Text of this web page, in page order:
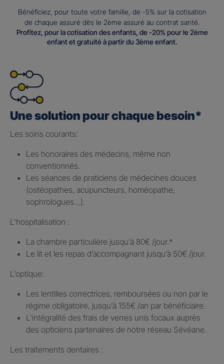
Bénéficiez, pour toute votre famille, de -5% sur la cotisation
de chaque assuré dès le 2ème assuré au contrat santé.
Profitez, pour la cotisation des enfants, de -20% pour le 2ème
enfant et gratuité à partir du 3ème enfant.
Une solution pour chaque besoin*
Les soins courants: ​
Les honoraires des médecins, même non
conventionnés.​
Les séances de praticiens de médecines douces
(ostéopathes, acupuncteurs, homéopathe,
sophrologues…).​
L’hospitalisation : ​
La chambre particulière jusqu’à 80€ /jour.​*
Le lit et les repas d’accompagnant jusqu’à 50€ /jour.​
L’optique:
Les lentilles correctrices, remboursées ou non par le
régime obligatoire, jusqu’à 155€ /an par bénéficiaire.​
L’intégralité des frais de verres unis focaux auprès
des opticiens partenaires de notre réseau Sévéane.​
Les traitements dentaires : ​